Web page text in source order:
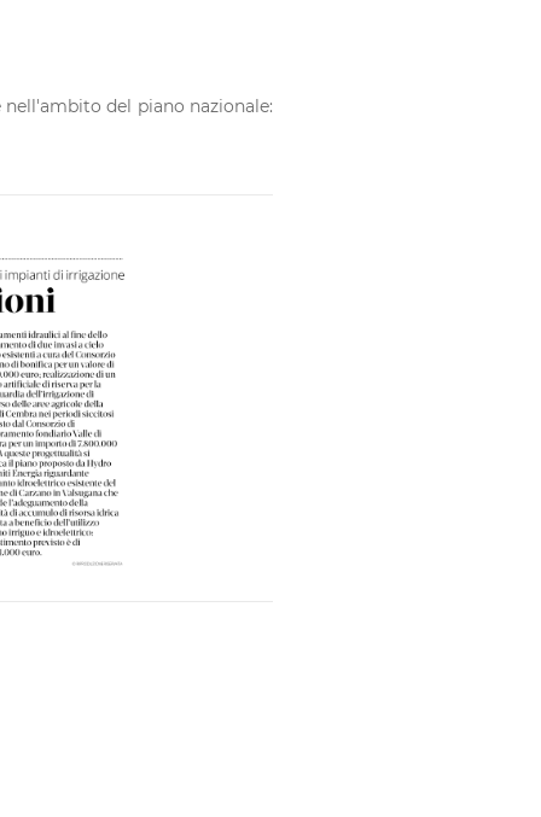
nell'ambito del piano nazionale: